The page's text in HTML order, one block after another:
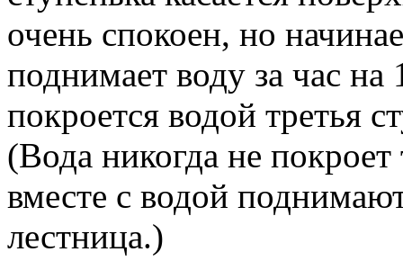
очень спокоен, но
поднимает воду за час
покроется водой третья
(Вода никогда не покроет
вместе с водой
лестница.)